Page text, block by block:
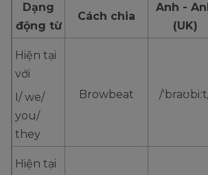
Dạng
động từ
Cách chia
Anh -
(UK)
Hiện tại
với
I/ we/
you/
they
Browbeat /
Hiện tại